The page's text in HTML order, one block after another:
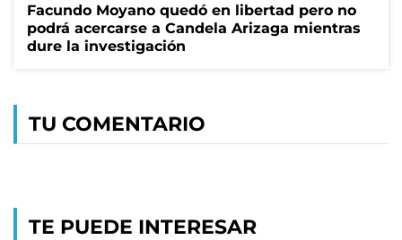
Facundo Moyano quedó en libertad pero no
podrá acercarse a Candela Arizaga mientras
dure la investigación
TU COMENTARIO
TE PUEDE INTERESAR